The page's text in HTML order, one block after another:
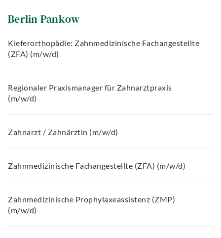
Berlin Pankow
Kieferorthopädie: Zahnmedizinische Fachangestellte
(ZFA) (m/w/d)
Regionaler Praxismanager für Zahnarztpraxis
(m/w/d)
Zahnarzt / Zahnärztin (m/w/d)
Zahnmedizinische Fachangestellte (ZFA) (m/w/d)
Zahnmedizinische Prophylaxeassistenz (ZMP)
(m/w/d)